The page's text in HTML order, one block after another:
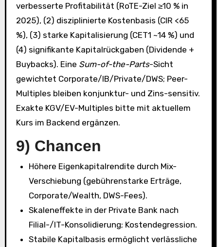
verbesserte Profitabilität (RoTE-Ziel ≥10 % in
2025), (2) disziplinierte Kostenbasis (CIR <65
%), (3) starke Kapitalisierung (CET1 ~14 %) und
(4) signifikante Kapitalrückgaben (Dividende +
Buybacks). Eine Sum-of-the-Parts-Sicht
gewichtet Corporate/IB/Private/DWS; Peer-
Multiples bleiben konjunktur- und Zins-sensitiv.
Exakte KGV/EV-Multiples bitte mit aktuellem
Kurs im Backend ergänzen.
9) Chancen
Höhere Eigenkapitalrendite durch Mix-
Verschiebung (gebührenstarke Erträge,
Corporate/Wealth, DWS-Fees).
Skaleneffekte in der Private Bank nach
Filial-/IT-Konsolidierung; Kostendegression.
Stabile Kapitalbasis ermöglicht verlässliche